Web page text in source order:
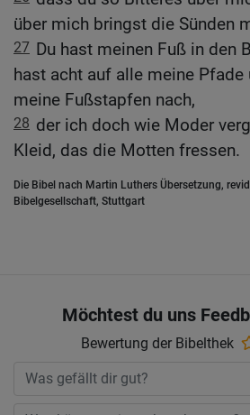
über mich bringst die Sünden
27 Du hast meinen Fuß in den
hast acht auf alle meine Pfade
meine Fußstapfen nach,
28 der ich doch wie Moder
Kleid, das die Motten fressen.
Die Bibel nach Martin Luthers Übersetzung,
Bibelgesellschaft, Stuttgart
Möchtest du uns
Bewertung der Bibelthek